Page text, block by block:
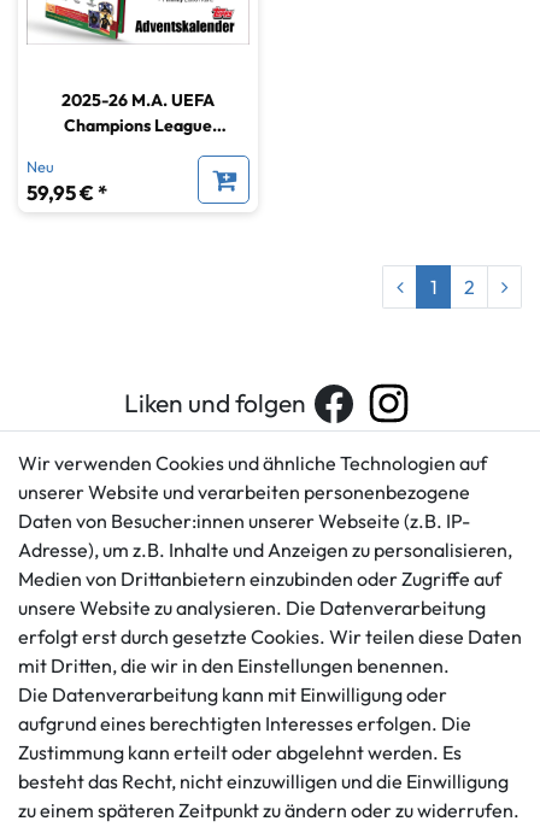
2025-26 M.A. UEFA
Champions League
Adventskalender
Neu
59,95 € *
1 2
Liken und folgen
Kundenservice
+49 421 596586
Mo. - Fr. 9 - 16 Uhr
info@gameworld.de
Kontaktformular
Rechtliches
AGB
Impressum
Datenschutzerklärung
Barrierefreiheitserklärung
Widerrufs­recht
Vertrag widerrufen
Informationen
Ankauf
Über uns
Zahlungsmöglichkeiten
Wir verwenden Cookies und ähnliche Technologien auf
unserer Website und verarbeiten personenbezogene
Daten von Besucher:innen unserer Webseite (z.B. IP-
Adresse), um z.B. Inhalte und Anzeigen zu personalisieren,
Medien von Drittanbietern einzubinden oder Zugriffe auf
unsere Website zu analysieren. Die Datenverarbeitung
erfolgt erst durch gesetzte Cookies. Wir teilen diese Daten
mit Dritten, die wir in den Einstellungen benennen.
Die Datenverarbeitung kann mit Einwilligung oder
aufgrund eines berechtigten Interesses erfolgen. Die
Zustimmung kann erteilt oder abgelehnt werden. Es
besteht das Recht, nicht einzuwilligen und die Einwilligung
zu einem späteren Zeitpunkt zu ändern oder zu widerrufen.